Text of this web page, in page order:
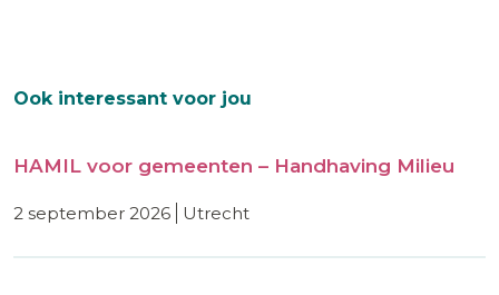
Ook interessant voor jou
HAMIL voor gemeenten – Handhaving Milieu
2 september 2026 utrecht